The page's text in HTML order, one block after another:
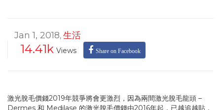
Jan 1, 2018, 生活
14.41k Views Share on Facebook
激光脫毛價錢2019年競爭將會更激烈，因為兩間激光脫毛龍頭 –
Dermes 和 Medilase 的激光脫毛價錢由2016年起，已越追越貼，